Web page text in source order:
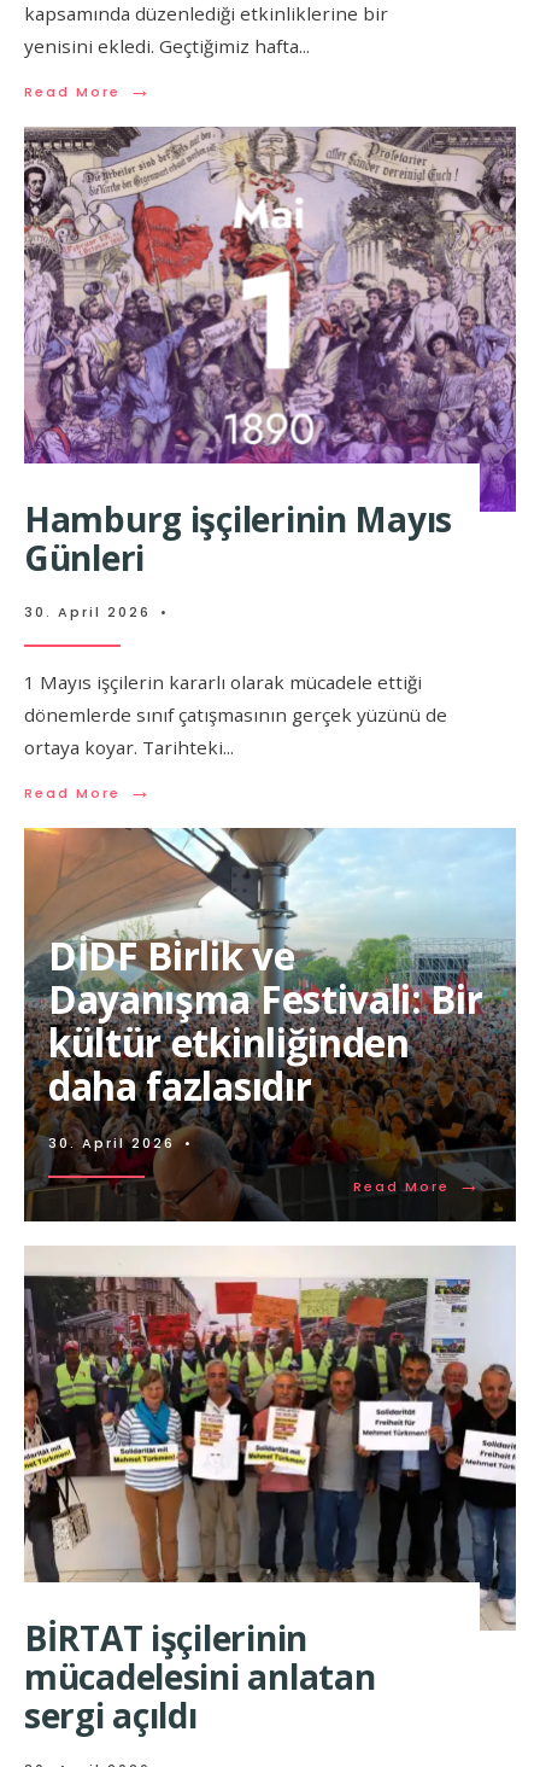
kapsamında düzenlediği etkinliklerine bir
yenisini ekledi. Geçtiğimiz hafta...
Read More →
Hamburg işçilerinin Mayıs
Günleri
30. April 2026 •
1 Mayıs işçilerin kararlı olarak mücadele ettiği
dönemlerde sınıf çatışmasının gerçek yüzünü de
ortaya koyar. Tarihteki...
Read More →
DİDF Birlik ve
Dayanışma Festivali: Bir
kültür etkinliğinden
daha fazlasıdır
30. April 2026 •
Read More →
BİRTAT işçilerinin
mücadelesini anlatan
sergi açıldı